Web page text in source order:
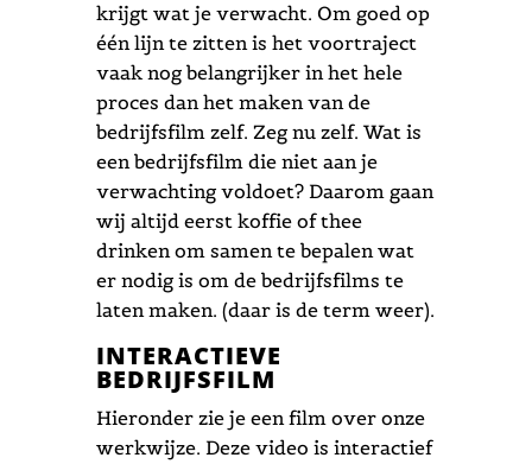
krijgt wat je verwacht. Om goed op
één lijn te zitten is het voortraject
vaak nog belangrijker in het hele
proces dan het maken van de
bedrijfsfilm zelf. Zeg nu zelf. Wat is
een bedrijfsfilm die niet aan je
verwachting voldoet? Daarom gaan
wij altijd eerst koffie of thee
drinken om samen te bepalen wat
er nodig is om de bedrijfsfilms te
laten maken. (daar is de term weer).
INTERACTIEVE
BEDRIJFSFILM
Hieronder zie je een film over onze
werkwijze. Deze video is interactief